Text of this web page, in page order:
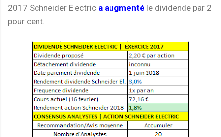
2017 Schneider Electric a augmenté le dividende par 2
pour cent.